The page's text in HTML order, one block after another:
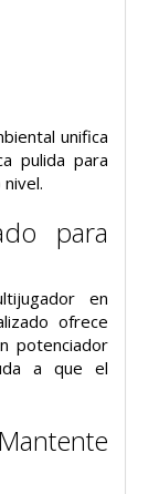
unifica
pulida para
para
en
ofrece
potenciador
a que el